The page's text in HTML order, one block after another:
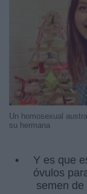
Un homosexual
su hermana
Y es que
óvulos
semen